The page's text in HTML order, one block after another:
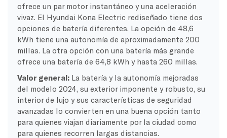
ofrece un par motor instantáneo y una aceleración
vivaz. El Hyundai Kona Electric rediseñado tiene dos
opciones de batería diferentes. La opción de 48,6
kWh tiene una autonomía de aproximadamente 200
millas. La otra opción con una batería más grande
ofrece una batería de 64,8 kWh y hasta 260 millas.
Valor general:La batería y la autonomía mejoradas
del modelo 2024, su exterior imponente y robusto, su
interior de lujo y sus características de seguridad
avanzadas lo convierten en una buena opción tanto
para quienes viajan diariamente por la ciudad como
para quienes recorren largas distancias.